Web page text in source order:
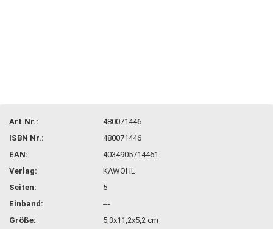
Art.Nr.:
480071446
ISBN Nr.:
480071446
EAN:
4034905714461
Verlag:
KAWOHL
Seiten:
5
Einband:
---
Größe:
5,3x11,2x5,2 cm